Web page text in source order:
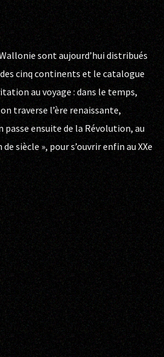
sont aujourd’hui distribués
cinq continents et le catalogue
au voyage : dans le temps,
traverse l’ère renaissante,
passe ensuite de la Révolution, au
siècle », pour s’ouvrir enfin au XXe